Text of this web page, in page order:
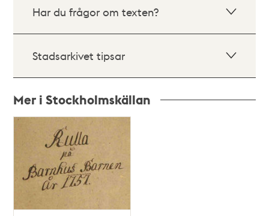
Har du frågor om texten?
Stadsarkivet tipsar
Mer i Stockholmskällan
Relaterade
teman